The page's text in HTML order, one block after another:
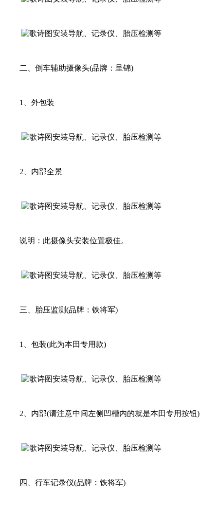
二、倒车辅助摄像头(品牌：呈锦)
1、外包装
2、内部全景
说明：此摄像头安装位置极佳。
三、胎压监测(品牌：铁将军)
1、包装(此为本田专用款)
2、内部(请注意中间左侧凹槽内的就是本田专用按钮)
四、行车记录仪(品牌：铁将军)